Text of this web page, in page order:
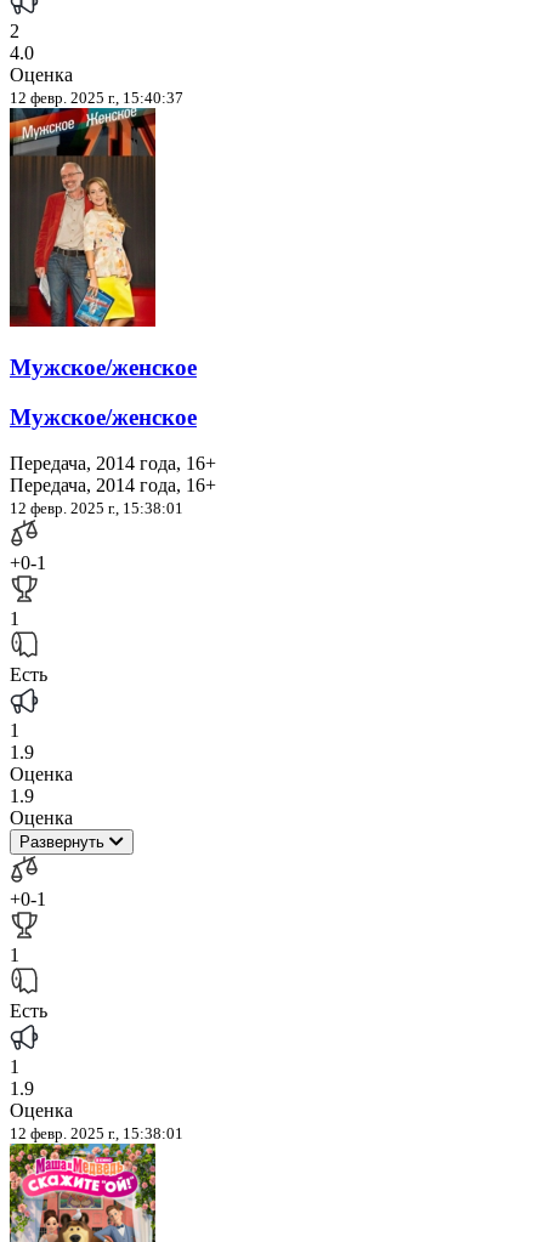
2
4.0
Оценка
12 февр. 2025 г., 15:40:37
Мужское/женское
Мужское/женское
Передача, 2014 года, 16+
Передача, 2014 года, 16+
12 февр. 2025 г., 15:38:01
+0-1
1
Есть
1
1.9
Оценка
1.9
Оценка
Развернуть
+0-1
1
Есть
1
1.9
Оценка
12 февр. 2025 г., 15:38:01